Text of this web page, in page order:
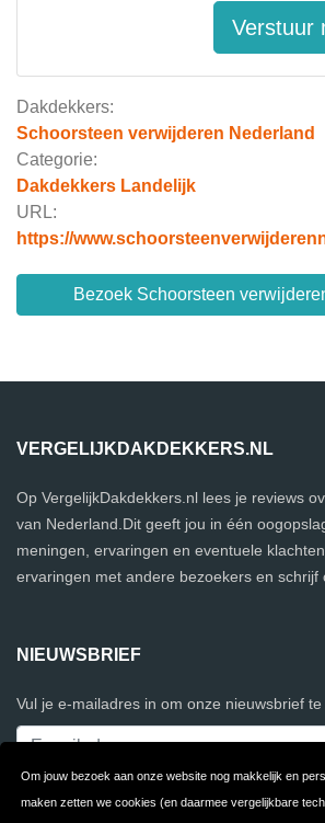
Om jouw bezoek aan onze website nog makkelijk en
maken zetten we cookies (en daarmee vergelijkbare
Dakdekkers:
Schoorsteen verwijderen Nederland
Categorie:
Dakdekkers Landelijk
URL:
https://
Bezoek Schoorsteen
Verstuur
VERGELIJKDAKDEKKERS.NL
Op VergelijkDakdekkers.nl lees je reviews
van Nederland.Dit geeft jou in één
meningen, ervaringen en eventuele
ervaringen met andere bezoekers en schrijf
NIEUWSBRIEF
Vul je e-mailadres in om onze nieuwsbrief te